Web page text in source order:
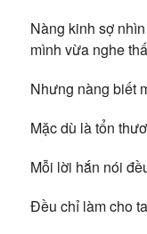
Nàng kinh sợ
mình vừa nghe
Nhưng nàng biết
Mặc dù là tổn
Mỗi lời hắn nói
Đều chỉ làm cho